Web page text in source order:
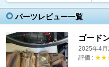
パーツレビュー一覧
ゴード
2025年4月
評価 :